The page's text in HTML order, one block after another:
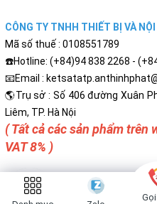
CÔNG TY TNHH THIẾT BỊ VÀ
Mã số thuế : 0108551789
☎️Hotline: (+84)94 838 2268 -
📧Email :
🌎Trụ sở : Số 406 đường Xuân
Liêm, TP. Hà Nội
( Tất cả các sản phẩm trên
VAT 8% )